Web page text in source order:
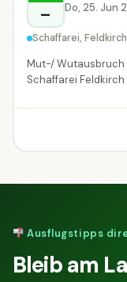
– Do, 25. Jun
Schaffarei, Feldkirch
Mut-/ Wutausbruch
Schaffarei Feldkirch
Ausflugstipps
Bleib am